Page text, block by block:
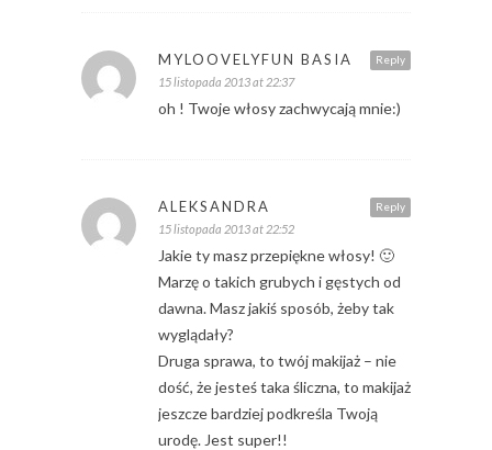
Reply
MYLOOVELYFUN BASIA
15 listopada 2013 at 22:37
oh ! Twoje włosy zachwycają mnie:)
Reply
ALEKSANDRA
15 listopada 2013 at 22:52
Jakie ty masz przepiękne włosy! 🙂
Marzę o takich grubych i gęstych od
dawna. Masz jakiś sposób, żeby tak
wyglądały?
Druga sprawa, to twój makijaż – nie
dość, że jesteś taka śliczna, to makijaż
jeszcze bardziej podkreśla Twoją
urodę. Jest super!!